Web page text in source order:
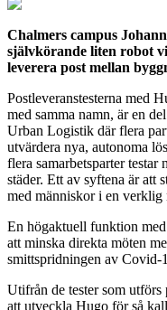
Chalmers campus
självkörande liten robot
leverera post mellan
Postleveranstesterna med
med samma namn, är en
Urban Logistik där flera
utvärdera nya, autonoma
flera samarbetsparter
städer. Ett av syftena är att
med människor i en verklig
En högaktuell funktion
att minska direkta möten
smittspridningen av Covid-
Utifrån de tester som
att utveckla Hugo för så